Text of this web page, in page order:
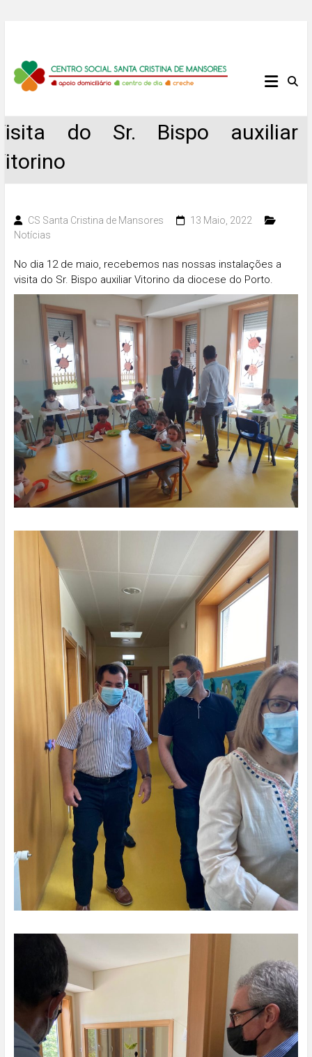
content
Centro
Santa
Cristina
Mansores
do Sr. Bispo auxiliar
CS Santa Cristina de Mansores
13 Maio, 2022
Notícias
No dia 12 de maio, recebemos nas nossas instalações a
visita do Sr. Bispo auxiliar Vitorino da diocese do Porto.